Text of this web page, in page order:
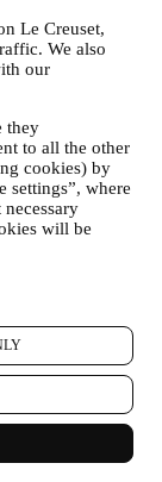
Le Creuset,
We also
our
they
to all the other
cookies) by
settings”, where
will be
om
producten te
van onze
of andere
U kunt meer te
van
van uw
privacy-policy-
en het
nemen met uw
app; Le Creuset
van de
stappen
veilig worden
die in deze
andere